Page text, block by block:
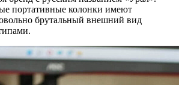
портативные колонки имеют
брутальный внешний вид